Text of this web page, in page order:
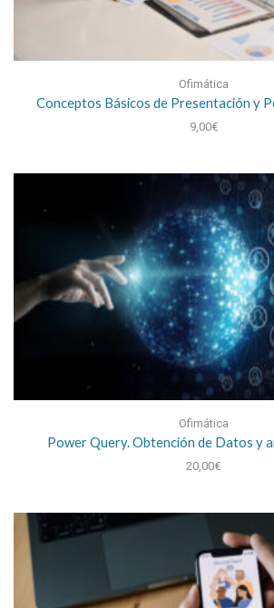
Ofimática
Conceptos Básicos de Presentación y
9,00€
Ofimática
Power Query. Obtención de Datos y
20,00€